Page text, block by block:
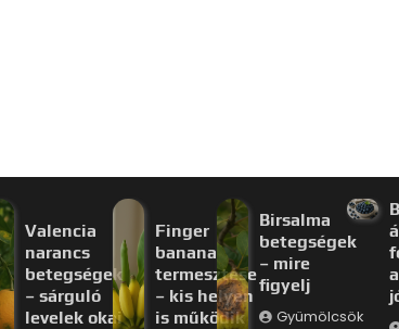
Valencia
narancs
betegségek
– sárguló
levelek okai
Finger
banana
termesztése
– kis helyen
is működik
Birsalma
betegségek
– mire
figyelj
Gyümölcsök